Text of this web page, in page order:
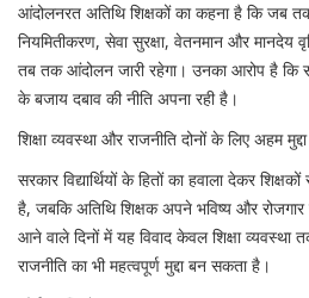
आंदोलनरत अतिथि शिक्षकों का कहना है कि जब
नियमितीकरण, सेवा सुरक्षा, वेतनमान और मानदेय
तब तक आंदोलन जारी रहेगा। उनका आरोप है कि
के बजाय दबाव की नीति अपना रही है।
शिक्षा व्यवस्था और राजनीति दोनों के लिए अहम मुद्दा
सरकार विद्यार्थियों के हितों का हवाला देकर
है, जबकि अतिथि शिक्षक अपने भविष्य और
आने वाले दिनों में यह विवाद केवल शिक्षा व्यवस्था
राजनीति का भी महत्वपूर्ण मुद्दा बन सकता है।